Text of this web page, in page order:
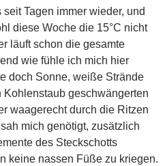
Tagen immer wieder, und
diese Woche die 15°C nicht
läuft schon die gesamte
wie fühle ich mich hier
doch Sonne, weiße Strände
geschwängerten
waagerecht durch die Ritzen
mich genötigt, zusätzlich
des Steckschotts
keine nassen Füße zu kriegen.